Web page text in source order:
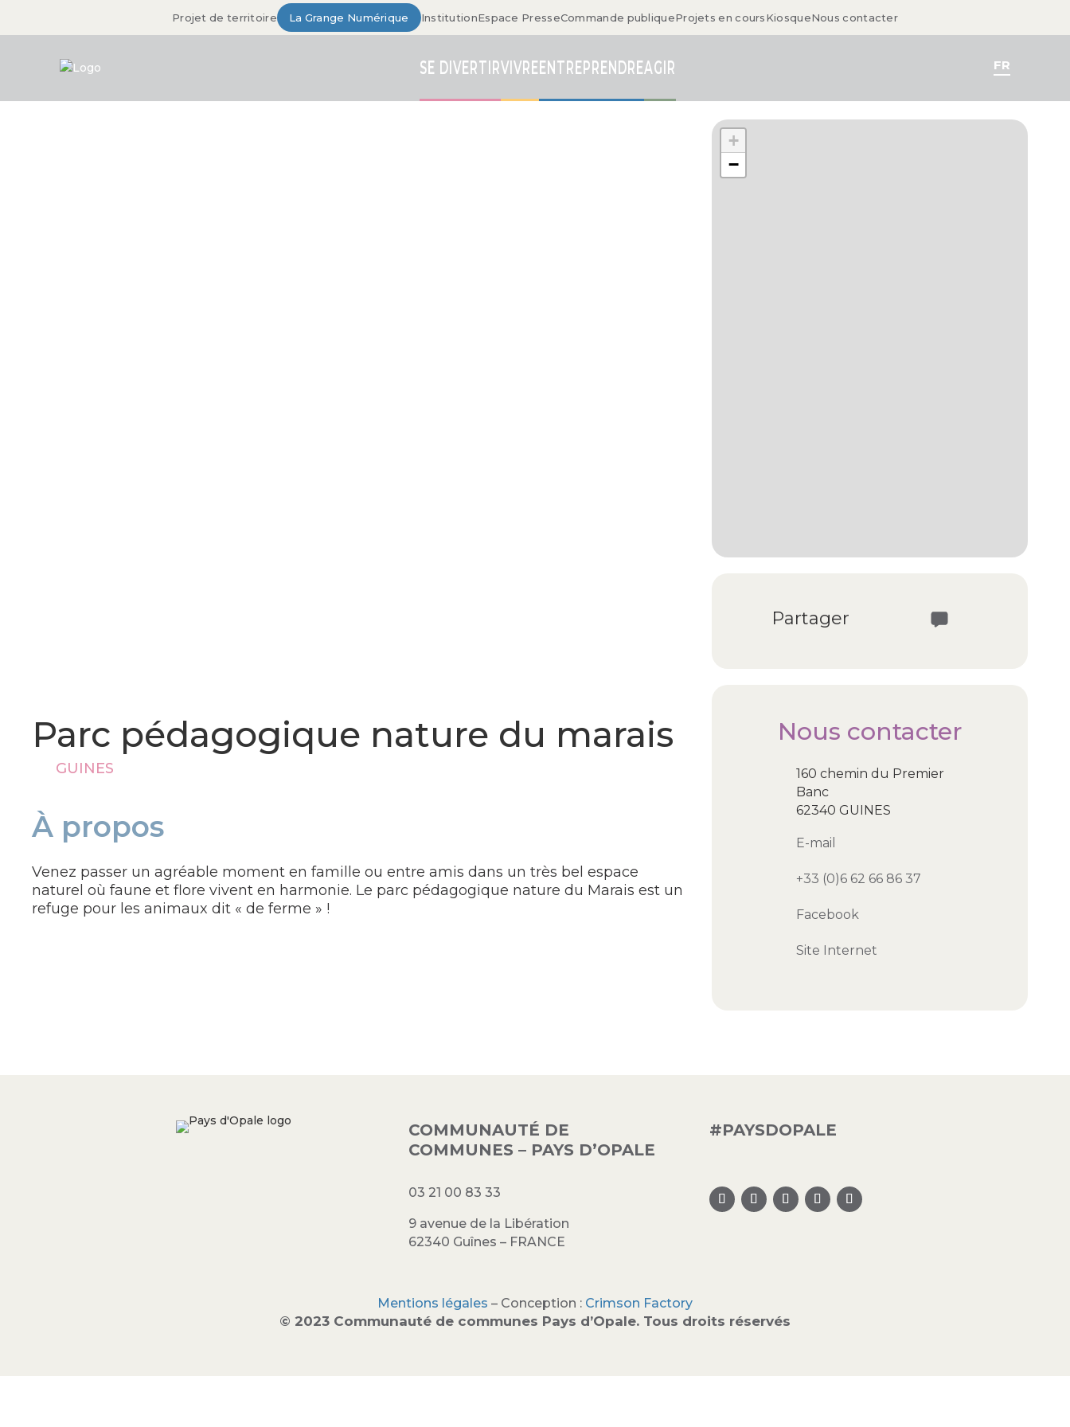
Projet de territoire La Grange Numérique InstitutionEspace PresseCommande publiqueProjets en coursKiosqueNous contacter
SE DIVERTIRVIVREENTREPRENDREAGIR FR
Parc pédagogique nature du marais
GUINES
À propos
Venez passer un agréable moment en famille ou entre amis dans un très bel espace
naturel où faune et flore vivent en harmonie. Le parc pédagogique nature du Marais est un
refuge pour les animaux dit « de ferme » !
+
−
Partager
Nous contacter
160 chemin du Premier
Banc
62340 GUINES
E-mail
+33 (0)6 62 66 86 37
Facebook
Site Internet
COMMUNAUTÉ DE
COMMUNES – PAYS D’OPALE
03 21 00 83 33
9 avenue de la Libération
62340 Guînes – FRANCE
#PAYSDOPALE
Mentions légales – Conception : Crimson Factory
© 2023 Communauté de communes Pays d’Opale. Tous droits réservés